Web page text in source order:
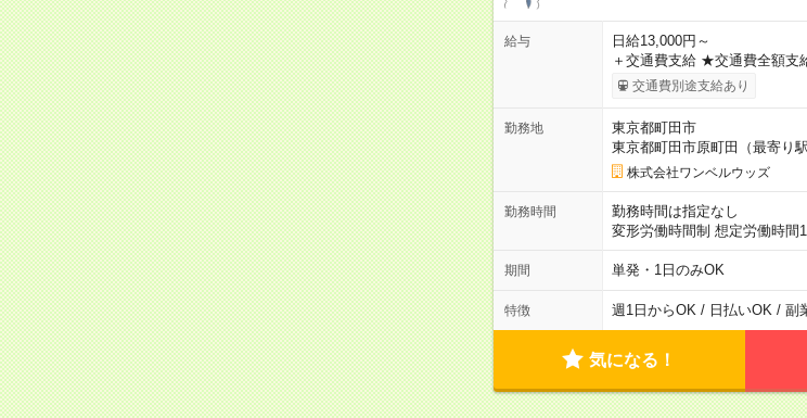
給与
日給13,000円～
＋交通費支給 ★交通費全額
交通費別途支給あり
勤務地
東京都町田市
東京都町田市原町田（最寄り駅
株式会社ワンベルウッズ
勤務時間
勤務時間は指定なし
変形労働時間制 想定労働時間
期間 単発・1日のみOK
特徴 週1日からOK / 日払いOK / 副
気になる！